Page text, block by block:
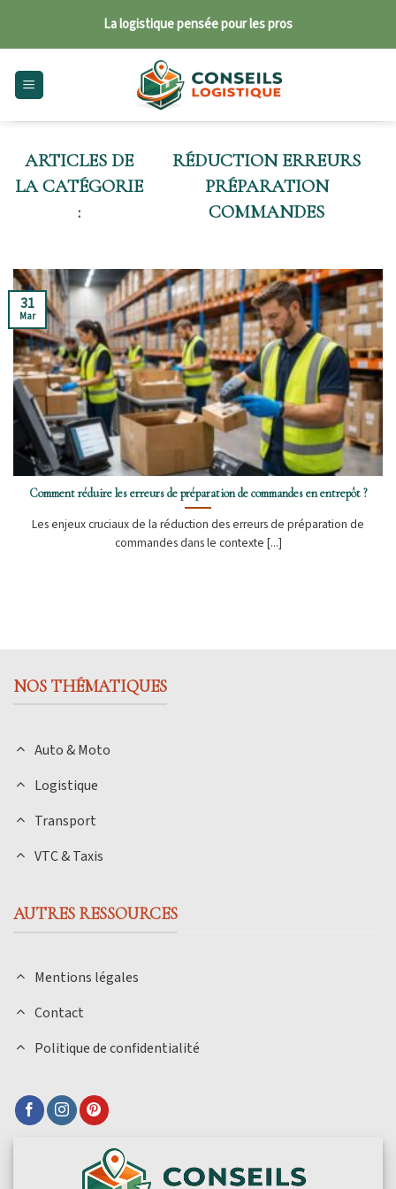
content
La logistique pensée pour les pros
RÉDUCTION ERREURS
PRÉPARATION
COMMANDES
Comment réduire les erreurs de préparation de commandes en entrepôt ?
Les enjeux cruciaux de la réduction des erreurs de préparation de
commandes dans le contexte [...]
31
Mar
NOS THÉMATIQUES
Auto & Moto
Logistique
Transport
VTC & Taxis
AUTRES RESSOURCES
Mentions légales
Contact
Politique de confidentialité